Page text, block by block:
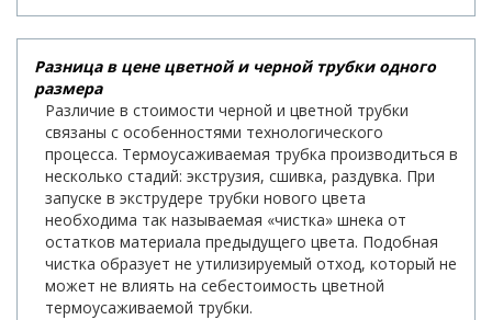
Разница в цене цветной и черной трубки одного
размера
Различие в стоимости черной и цветной трубки
связаны с особенностями технологического
процесса. Термоусаживаемая трубка производиться в
несколько стадий: экструзия, сшивка, раздувка. При
запуске в экструдере трубки нового цвета
необходима так называемая «чистка» шнека от
остатков материала предыдущего цвета. Подобная
чистка образует не утилизируемый отход, который не
может не влиять на себестоимость цветной
термоусаживаемой трубки.